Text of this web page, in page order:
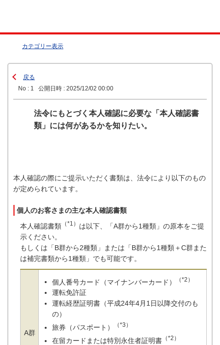
カテゴリー表示
戻る
No : 1
公開日時 : 2025/12/02 00:00
法令にもとづく本人確認に必要な「本人確認書
類」には何があるかを知りたい。
本人確認の際にご提示いただく書類は、法令により以下のもの
が定められています。
個人のお客さまの主な本人確認書類
本人確認書類 （*1） は以下、「A群から1種類」の原本をご提
示ください。
もしくは「B群から2種類」または「B群から1種類＋C群また
は補完書類から1種類」でも可能です。
A群
個人番号カード（マイナンバーカード） （*2）
運転免許証
運転経歴証明書（平成24年4月1日以降交付のも
の）
旅券（パスポート）
（*3）
在留カードまたは特別永住者証明書 （*2）